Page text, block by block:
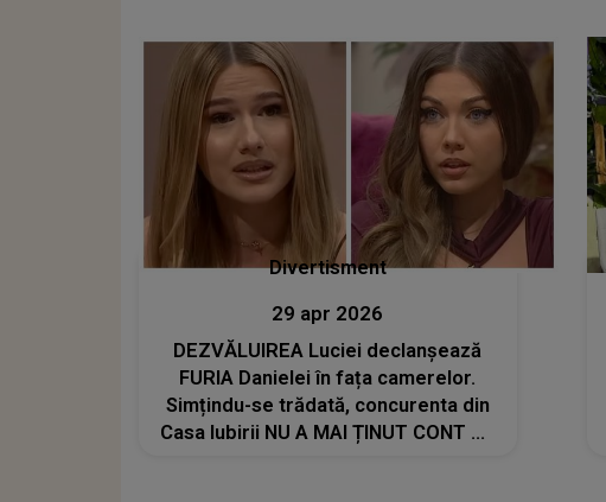
Divertisment
29 apr 2026
DEZVĂLUIREA Luciei declanșează
FURIA Danielei în fața camerelor.
Simțindu-se trădată, concurenta din
Casa Iubirii NU A MAI ȚINUT CONT DE